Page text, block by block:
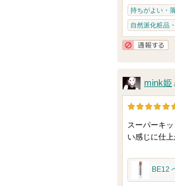
持ちがよい・
自然派化粧品
mink姫
スーパーキ
い感じに仕
BE12